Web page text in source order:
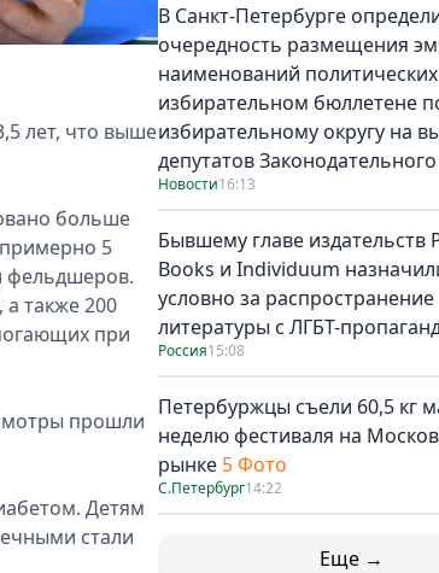
лет, что выше
больше
5
фельдшеров.
также 200
при
прошли
Детям
стали
В Санкт-Петербурге
очередность размещения
наименований
избирательном бюллетене
избирательному округу на
депутатов
Новости16:13
Бывшему главе издательств
Books и Individuum
условно за распространение
литературы с ЛГБТ-
Россия15:08
Петербуржцы съели 60,5 кг
неделю фестиваля на
рынке 5 Фото
С.Петербург14:22
Еще →